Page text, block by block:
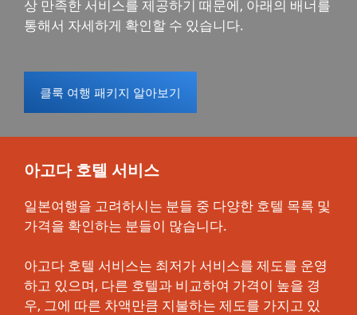
상 만족한 서비스를 제공하기 때문에, 아래의 배너를
통해서 자세하게 확인할 수 있습니다.
클룩 여행 패키지 알아보기
아고다 호텔 서비스
일본여행을 고려하시는 분들 중 다양한 호텔 목록 및
가격을 확인하는 분들이 많습니다.
아고다 호텔 서비스는 최저가 서비스를 제도를 운영
하고 있으며, 다른 호텔과 비교하여 가격이 높을 경
우, 그에 따른 차액만큼 지불하는 제도를 가지고 있